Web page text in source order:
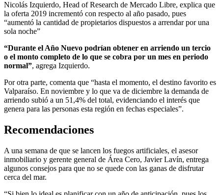
Nicolás Izquierdo, Head of Research de Mercado Libre, explica que
la oferta 2019 incrementó con respecto al año pasado, pues
“aumentó la cantidad de propietarios dispuestos a arrendar por una
sola noche”
“Durante el Año Nuevo podrían obtener en arriendo un tercio
o el monto completo de lo que se cobra por un mes en periodo
normal”, agrega Izquierdo.
Por otra parte, comenta que “hasta el momento, el destino favorito es
Valparaíso. En noviembre y lo que va de diciembre la demanda de
arriendo subió a un 51,4% del total, evidenciando el interés que
genera para las personas esta región en fechas especiales”.
Recomendaciones
A una semana de que se lancen los fuegos artificiales, el asesor
inmobiliario y gerente general de Área Cero, Javier Lavín, entrega
algunos consejos para que no se quede con las ganas de disfrutar
cerca del mar.